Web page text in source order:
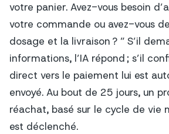
votre panier. Avez-vous besoin
votre commande ou avez-vous
dosage et la livraison ? ” S’il
informations, l’IA répond ; s’il
direct vers le paiement lui est
envoyé. Au bout de 25 jours, un
réachat, basé sur le cycle de vie
est déclenché.